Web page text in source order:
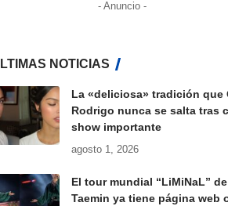
- Anuncio -
NOTICIAS
La «deliciosa» tradición que
Rodrigo nunca se salta tras
show importante
agosto 1, 2026
El tour mundial “LiMiNaL” de
Taemin ya tiene página web